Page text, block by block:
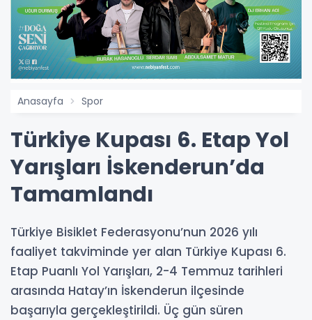
Anasayfa Spor
Türkiye Kupası 6. Etap Yol
Yarışları İskenderun’da
Tamamlandı
Türkiye Bisiklet Federasyonu’nun 2026 yılı
faaliyet takviminde yer alan Türkiye Kupası 6.
Etap Puanlı Yol Yarışları, 2-4 Temmuz tarihleri
arasında Hatay’ın İskenderun ilçesinde
başarıyla gerçekleştirildi. Üç gün süren